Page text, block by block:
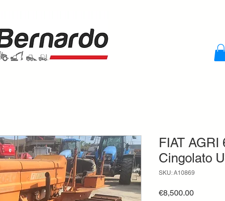
FIAT AGRI
Cingolato
SKU: A10869
€8,500.00Price